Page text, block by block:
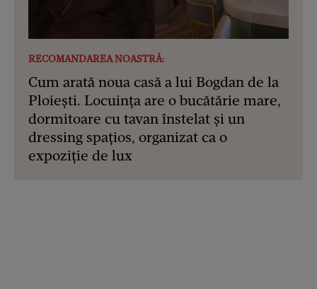
RECOMANDAREA NOASTRĂ:
Cum arată noua casă a lui Bogdan de la
Ploiești. Locuința are o bucătărie mare,
dormitoare cu tavan înstelat și un
dressing spațios, organizat ca o
expoziție de lux